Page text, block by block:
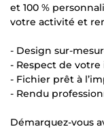
et 100 %
votre activité et
- Design sur-
- Respect de
- Fichier prêt à
- Rendu
Démarquez-vous